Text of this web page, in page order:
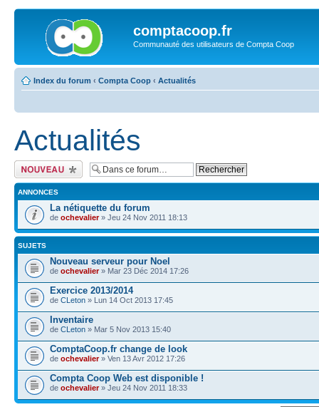
comptacoop.fr
Communauté des utilisateurs de Compta Coop
Index du forum ‹ Compta Coop ‹ Actualités
Actualités
Ecrire un nouveau
sujet
ANNONCES
La nétiquette du forum
de ochevalier» Jeu 24 Nov 2011 18:13
SUJETS
Nouveau serveur pour Noel
de ochevalier» Mar 23 Déc 2014 17:26
Exercice 2013/2014
de CLeton » Lun 14 Oct 2013 17:45
Inventaire
de CLeton » Mar 5 Nov 2013 15:40
ComptaCoop.fr change de look
de ochevalier» Ven 13 Avr 2012 17:26
Compta Coop Web est disponible !
de ochevalier» Jeu 24 Nov 2011 18:33